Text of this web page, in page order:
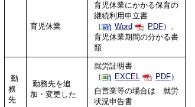
育児休業
育児休業にかかる保育の
継続利用申立書
（
Word PDF）、
育児休業期間の分かる書
類
勤
務
先
勤務先を追
加・変更した
就労証明書
（
EXCEL PDF）
自営業等の場合は 就労
状況申告書